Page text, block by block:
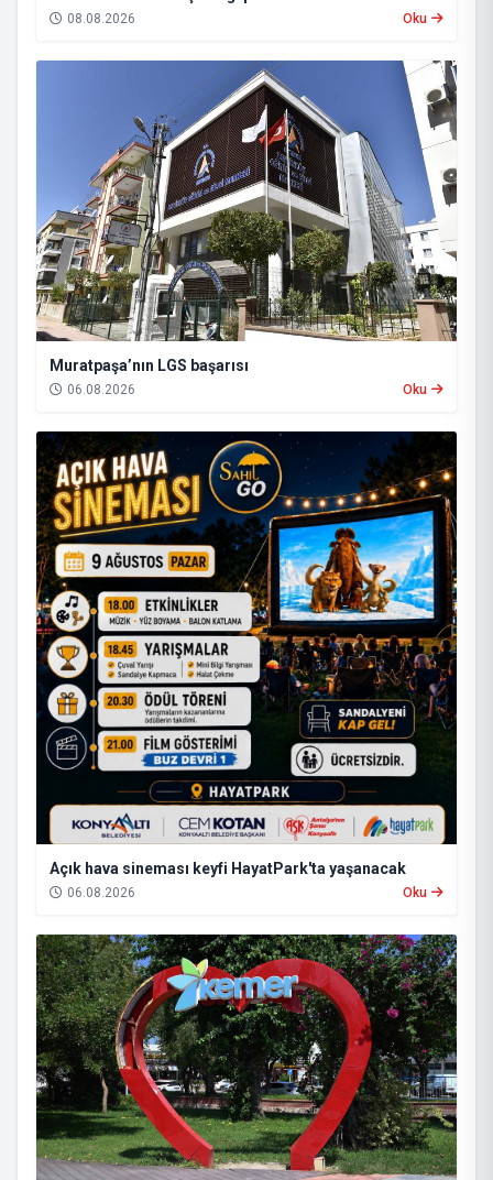
08.08.2026 Oku
Muratpaşa’nın LGS başarısı
06.08.2026 Oku
Açık hava sineması keyfi HayatPark'ta yaşanacak
06.08.2026 Oku